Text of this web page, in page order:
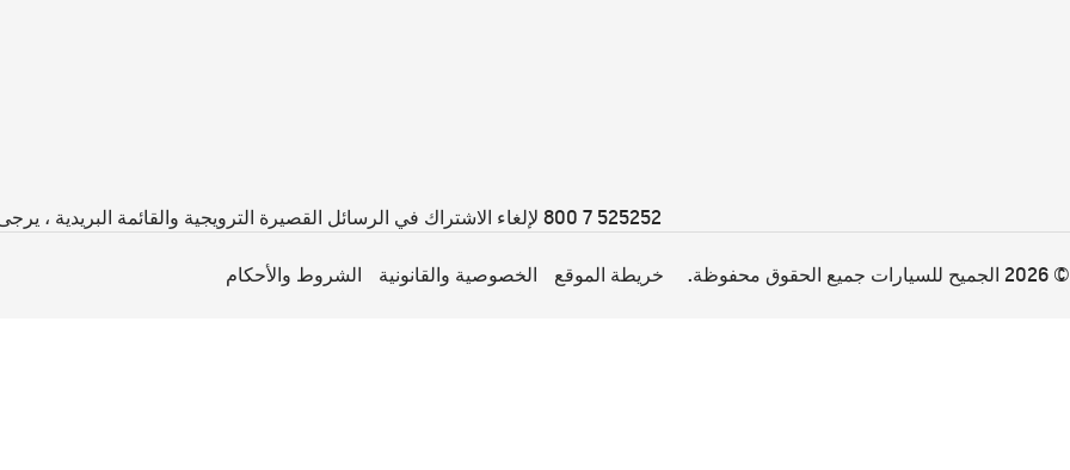
525252 7 800 لإلغاء الاشتراك في الرسائل القصيرة الترويجية والقائمة البريدية ، يرجى الاتصال بنا على
© 2026 الجميح للسيارات جميع الحقوق محفوظة. خريطة الموقع الخصوصية والقانونية الشروط والأحكام